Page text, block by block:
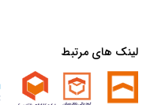
لینک های مرتبط